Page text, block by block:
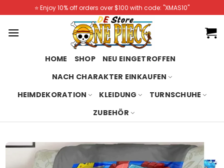
to
content
⭐️ Enjoy 10% off orders over $100 with code: "XMAS10"
HOME SHOP
NEU EINGETROFFEN
NACH CHARAKTER EINKAUFEN
HEIMDEKORATION
KLEIDUNG
TURNSCHUHE
ZUBEHÖR